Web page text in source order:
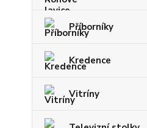
Příborníky
Kredence
Vitríny